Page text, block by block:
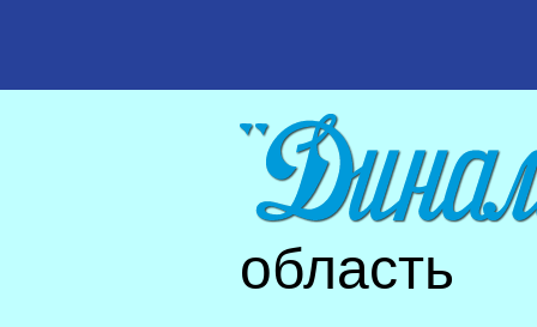
область